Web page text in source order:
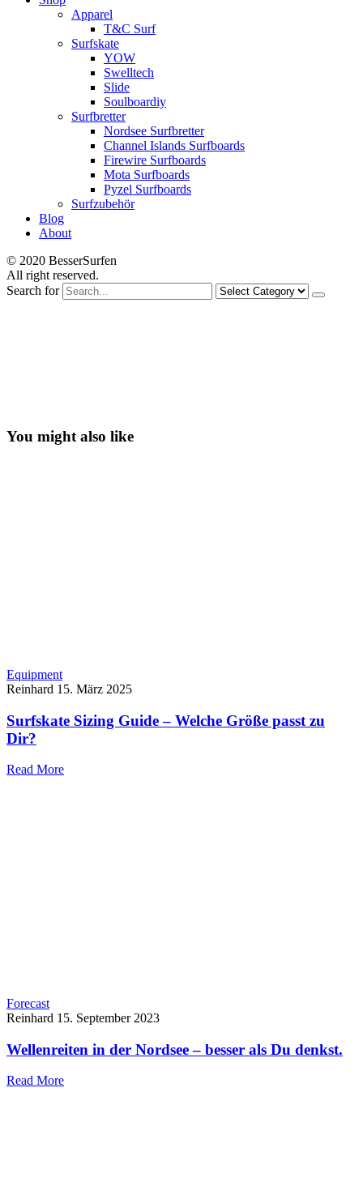
Apparel
T&C Surf
Surfskate
YOW
Swelltech
Slide
Soulboardiy
Surfbretter
Nordsee Surfbretter
Channel Islands Surfboards
Firewire Surfboards
Mota Surfboards
Pyzel Surfboards
Surfzubehör
Blog
About
© 2020 BesserSurfen
All right reserved.
Search for
You might also like
Equipment
Reinhard 15. März 2025
Surfskate Sizing Guide – Welche Größe passt zu
Dir?
Read More
Forecast
Reinhard 15. September 2023
Wellenreiten in der Nordsee – besser als Du denkst.
Read More